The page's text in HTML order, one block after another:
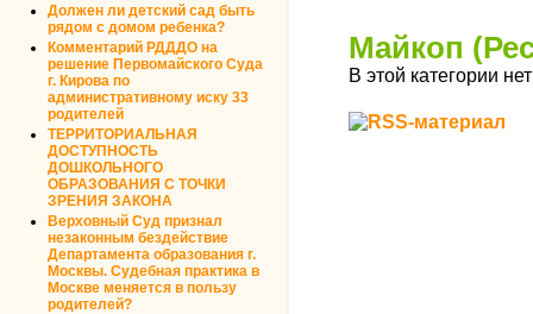
Должен ли детский сад быть
рядом с домом ребенка?
Комментарий РДДДО на
решение Первомайского Суда
г. Кирова по
административному иску 33
родителей
ТЕРРИТОРИАЛЬНАЯ
ДОСТУПНОСТЬ
ДОШКОЛЬНОГО
ОБРАЗОВАНИЯ С ТОЧКИ
ЗРЕНИЯ ЗАКОНА
Верховный Суд признал
незаконным бездействие
Департамента образования г.
Москвы. Судебная практика в
Москве меняется в пользу
родителей?
Майкоп
В этой категории